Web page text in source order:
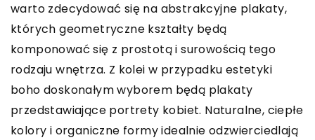
warto zdecydować się na abstrakcyjne plakaty,
których geometryczne kształty będą
komponować się z prostotą i surowością tego
rodzaju wnętrza. Z kolei w przypadku estetyki
boho doskonałym wyborem będą plakaty
przedstawiające portrety kobiet. Naturalne, ciepłe
kolory i organiczne formy idealnie odzwierciedlają